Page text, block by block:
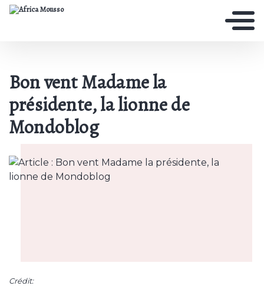
Bon vent Madame la
présidente, la lionne de
Mondoblog
Crédit: